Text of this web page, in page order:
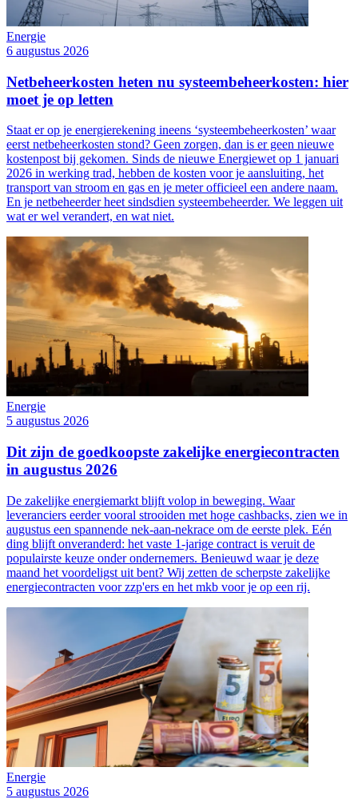
Energie
6 augustus 2026
Netbeheerkosten heten nu systeembeheerkosten: hier
moet je op letten
Staat er op je energierekening ineens ‘systeembeheerkosten’ waar
eerst netbeheerkosten stond? Geen zorgen, dan is er geen nieuwe
kostenpost bij gekomen. Sinds de nieuwe Energiewet op 1 januari
2026 in werking trad, hebben de kosten voor je aansluiting, het
transport van stroom en gas en je meter officieel een andere naam.
En je netbeheerder heet sindsdien systeembeheerder. We leggen uit
wat er wel verandert, en wat niet.
Energie
5 augustus 2026
Dit zijn de goedkoopste zakelijke energiecontracten
in augustus 2026
De zakelijke energiemarkt blijft volop in beweging. Waar
leveranciers eerder vooral strooiden met hoge cashbacks, zien we in
augustus een spannende nek-aan-nekrace om de eerste plek. Eén
ding blijft onveranderd: het vaste 1-jarige contract is veruit de
populairste keuze onder ondernemers. Benieuwd waar je deze
maand het voordeligst uit bent? Wij zetten de scherpste zakelijke
energiecontracten voor zzp'ers en het mkb voor je op een rij.
Energie
5 augustus 2026